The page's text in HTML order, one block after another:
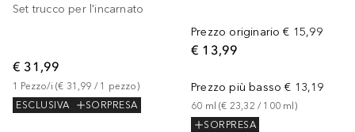
Set trucco per l'incarnato
€ 31,99
1 Pezzo/i (€ 31,99 / 1 pezzo)
ESCLUSIVA
SORPRESA
Prezzo originario € 15,99
€ 13,99
Prezzo più basso € 13,19
60 ml (€ 23,32 / 100 ml)
SORPRESA